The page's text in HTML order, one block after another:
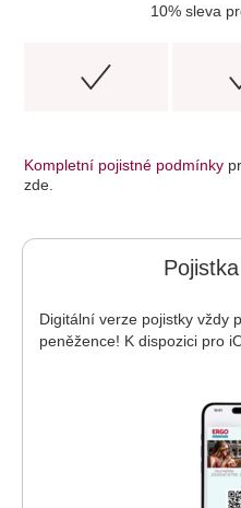
10% sleva
Kompletní pojistné podmínky
zde.
Digitální verze pojistky vždy
peněžence! K dispozici pro